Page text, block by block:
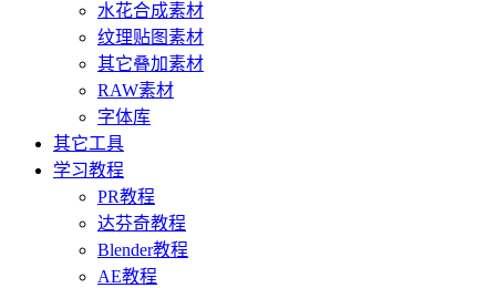
水花合成素材
纹理贴图素材
其它叠加素材
RAW素材
字体库
其它工具
学习教程
PR教程
达芬奇教程
Blender教程
AE教程